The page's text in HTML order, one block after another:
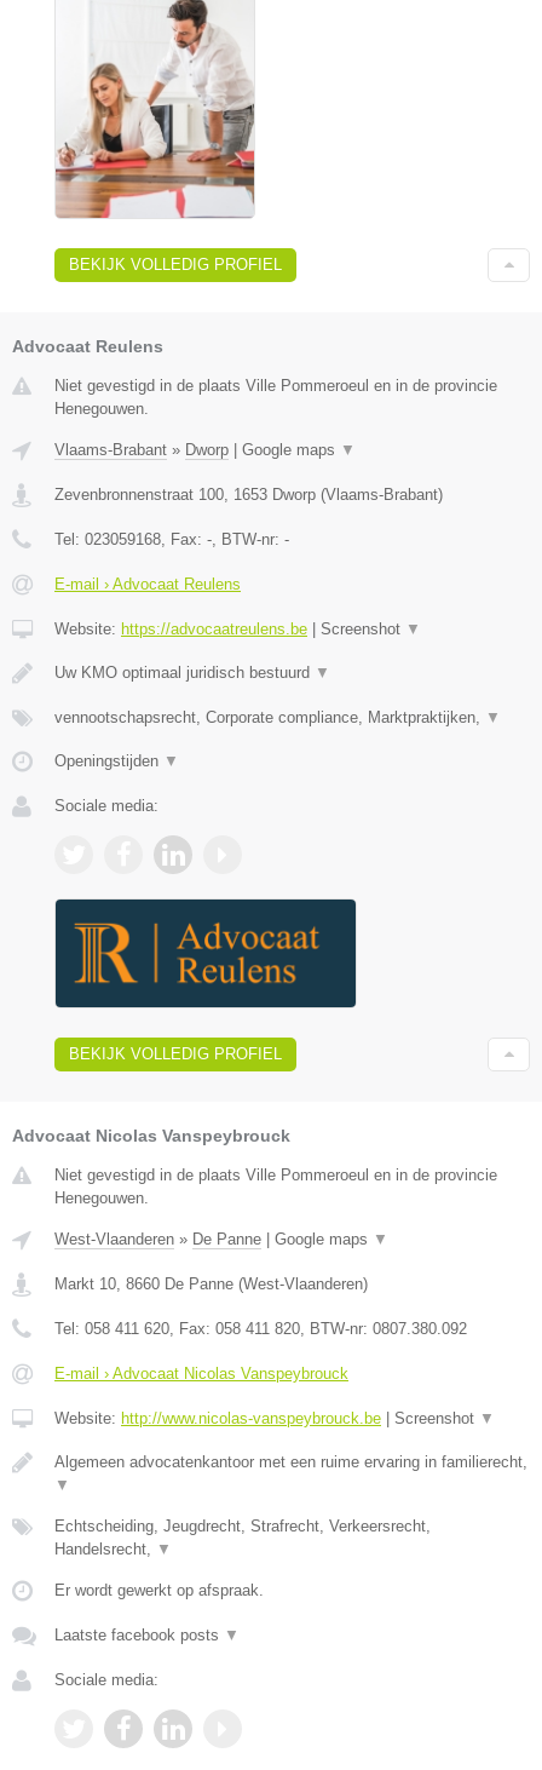
BEKIJK VOLLEDIG PROFIEL
Advocaat Reulens
Niet gevestigd in de plaats Ville Pommeroeul en in de provincie
Henegouwen.
Vlaams-Brabant » Dworp Google maps ▼
Zevenbronnenstraat 100 1653 Dworp (Vlaams-Brabant)
Tel: 023059168 , Fax: - , BTW-nr: -
E-mail › Advocaat Reulens
Website: https://advocaatreulens.be Screenshot ▼
Uw KMO optimaal juridisch bestuurd ▼
vennootschapsrecht, Corporate compliance, Marktpraktijken, ▼
Openingstijden ▼
Sociale media:
BEKIJK VOLLEDIG PROFIEL
Advocaat Nicolas Vanspeybrouck
Niet gevestigd in de plaats Ville Pommeroeul en in de provincie
Henegouwen.
West-Vlaanderen » De Panne Google maps ▼
Markt 10, 8660 De Panne (West-Vlaanderen)
Tel: 058 411 620, Fax: 058 411 820, BTW-nr: 0807.380.092
E-mail › Advocaat Nicolas Vanspeybrouck
Website: http://www.nicolas-vanspeybrouck.be Screenshot ▼
Algemeen advocatenkantoor met een ruime ervaring in familierecht,
▼
Echtscheiding, Jeugdrecht, Strafrecht, Verkeersrecht,
Handelsrecht, ▼
Er wordt gewerkt op afspraak.
Laatste facebook posts ▼
Sociale media: